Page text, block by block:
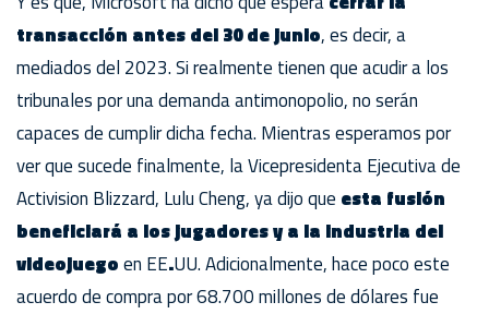
transacción antes del 30 de junio, es decir, a
mediados del 2023. Si realmente tienen que acudir a los
tribunales por una demanda antimonopolio, no serán
capaces de cumplir dicha fecha. Mientras esperamos por
ver que sucede finalmente, la Vicepresidenta Ejecutiva de
Activision Blizzard, Lulu Cheng, ya dijo que esta fusión
beneficiará a los jugadores y a la industria del
videojuegoen EE.UU. Adicionalmente, hace poco este
acuerdo de compra por 68.700 millones de dólares fue